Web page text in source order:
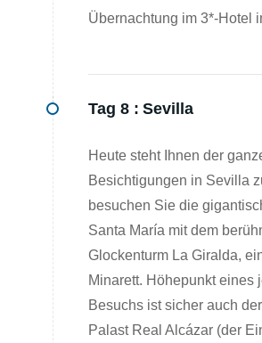
Übernachtung im 3*-Hotel
Tag 8 : Sevilla
Heute steht Ihnen der
Besichtigungen in Sevilla
besuchen Sie die
Santa María mit dem
Glockenturm La Giralda,
Minarett. Höhepunkt eines
Besuchs ist sicher auch
Palast Real Alcázar (der